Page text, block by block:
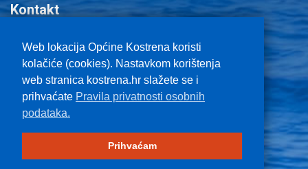
Web lokacija Općine Kostrena koristi
kolačiće (cookies). Nastavkom korištenja
web stranica kostrena.hr slažete se i
prihvaćate Pravila privatnosti osobnih
podataka.
Prihvaćam
Kontakt
Tel: 051/ 209 000
Fax: 051/ 289 400
E-mail:kostrena@kostrena.hr
Kontakt informacije
Uvjeti korištenja
Pravo na pristup informacijama
Zaštita privatnosti